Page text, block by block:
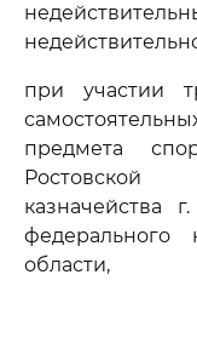
при участии
предмета
Ростовской
казначейства
федерального
области,